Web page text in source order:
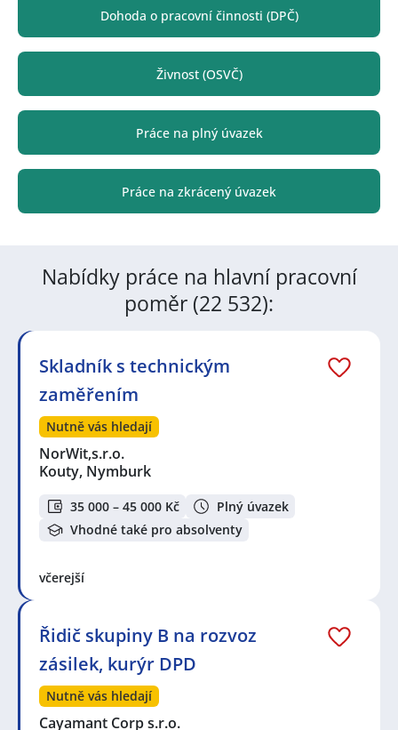
Dohoda o pracovní činnosti (DPČ)
Živnost (OSVČ)
Práce na plný úvazek
Práce na zkrácený úvazek
Nabídky práce na hlavní pracovní
poměr (22 532):
Skladník s technickým
zaměřením
Nutně vás hledají
NorWit,s.r.o.
Kouty, Nymburk
35 000 – 45 000 Kč
Plný úvazek
Vhodné také pro absolventy
včerejší
Řidič skupiny B na rozvoz
zásilek, kurýr DPD
Nutně vás hledají
Cayamant Corp s.r.o.